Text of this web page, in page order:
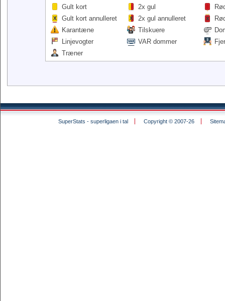
Gult kort
2x gul
Gult kort annulleret
2x gul annulleret
Karantæne
Tilskuere
Linjevogter
VAR dommer
Træner
SuperStats - superligaen i tal Copyright © 2007-26